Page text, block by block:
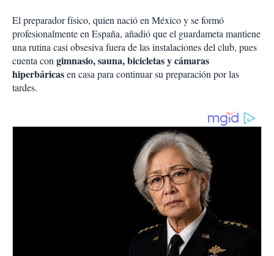
El preparador físico, quien nació en México y se formó
profesionalmente en España, añadió que el guardameta mantiene
una rutina casi obsesiva fuera de las instalaciones del club, pues
cuenta congimnasio, sauna, bicicletas y cámaras
hiperbáricasen casa para continuar su preparación por las
tardes.